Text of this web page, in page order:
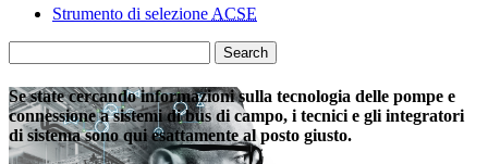
Strumento di selezione ACSE
Search
Se state cercando informazioni sulla tecnologia delle pompe e
connessione a sistemi di bus di campo, i tecnici e gli integratori
di sistema sono qui esattamente al posto giusto.